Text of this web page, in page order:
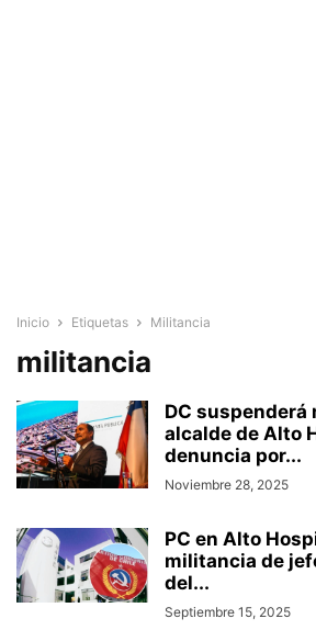
Inicio Etiquetas Militancia
militancia
DC
alcalde de Alto
denuncia por...
Noviembre 28, 2025
PC en Alto
militancia de
del...
Septiembre 15, 2025